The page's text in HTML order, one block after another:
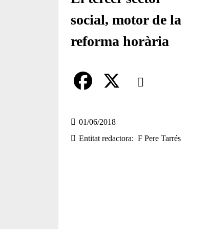
social, motor de la
reforma horària
Comparteix
a
c
01/06/2018
Entitat redactora
F Pere Tarrés